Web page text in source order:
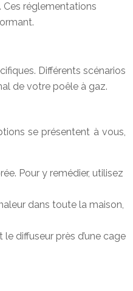
Ces réglementations
Différents scénarios
de votre poêle à gaz.
se présentent à vous,
Pour y remédier, utilisez
dans toute la maison,
diffuseur près d’une cage